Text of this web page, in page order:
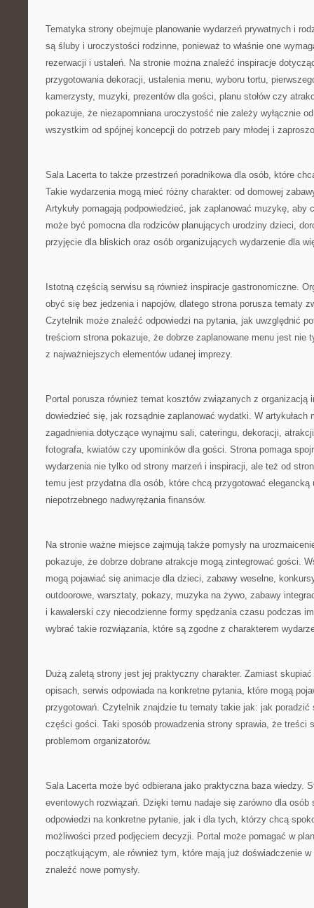
Tematyka strony obejmuje planowanie wydarzeń prywatnych i
są śluby i uroczystości rodzinne, ponieważ to właśnie one
rezerwacji i ustaleń. Na stronie można znaleźć inspiracje
przygotowania dekoracji, ustalenia menu, wyboru tortu,
kamerzysty, muzyki, prezentów dla gości, planu stołów czy
pokazuje, że niezapomniana uroczystość nie zależy wyłącznie
wszystkim od spójnej koncepcji do potrzeb pary młodej i
Sala Lacerta to także przestrzeń poradnikowa dla osób, które
Takie wydarzenia mogą mieć różny charakter: od domowej
Artykuły pomagają podpowiedzieć, jak zaplanować muzykę, aby
może być pomocna dla rodziców planujących urodziny dzieci,
przyjęcie dla bliskich oraz osób organizujących wydarzenie dla
Istotną częścią serwisu są również inspiracje gastronomiczne.
obyć się bez jedzenia i napojów, dlatego strona porusza tematy
Czytelnik może znaleźć odpowiedzi na pytania, jak uwzględnić
treściom strona pokazuje, że dobrze zaplanowane menu jest nie
z najważniejszych elementów udanej imprezy.
Portal porusza również temat kosztów związanych z organizacją
dowiedzieć się, jak rozsądnie zaplanować wydatki. W artykułach
zagadnienia dotyczące wynajmu sali, cateringu, dekoracji,
fotografa, kwiatów czy upominków dla gości. Strona pomaga
wydarzenia nie tylko od strony marzeń i inspiracji, ale też od
temu jest przydatna dla osób, które chcą przygotować
niepotrzebnego nadwyrężania finansów.
Na stronie ważne miejsce zajmują także pomysły na
pokazuje, że dobrze dobrane atrakcje mogą zintegrować gości.
mogą pojawiać się animacje dla dzieci, zabawy weselne,
outdoorowe, warsztaty, pokazy, muzyka na żywo, zabawy
i kawalerski czy niecodzienne formy spędzania czasu podczas
wybrać takie rozwiązania, które są zgodne z charakterem
Dużą zaletą strony jest jej praktyczny charakter. Zamiast skupiać
opisach, serwis odpowiada na konkretne pytania, które mogą
przygotowań. Czytelnik znajdzie tu tematy takie jak: jak poradzić
części gości. Taki sposób prowadzenia strony sprawia, że treści
problemom organizatorów.
Sala Lacerta może być odbierana jako praktyczna baza wiedzy.
eventowych rozwiązań. Dzięki temu nadaje się zarówno dla
odpowiedzi na konkretne pytanie, jak i dla tych, którzy chcą
możliwości przed podjęciem decyzji. Portal może pomagać w
początkującym, ale również tym, które mają już doświadczenie
znaleźć nowe pomysły.